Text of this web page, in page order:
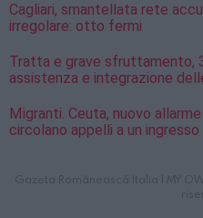
Cagliari, smantellata rete
irregolare: otto fermi
Tratta e grave sfruttamento,
assistenza e integrazione
Migranti. Ceuta, nuovo
circolano appelli a un ingresso